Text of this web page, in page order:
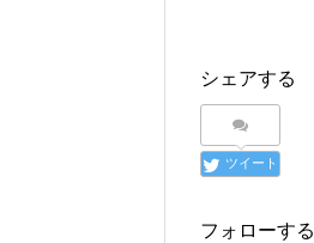
シェアする
ツイート
フォローする